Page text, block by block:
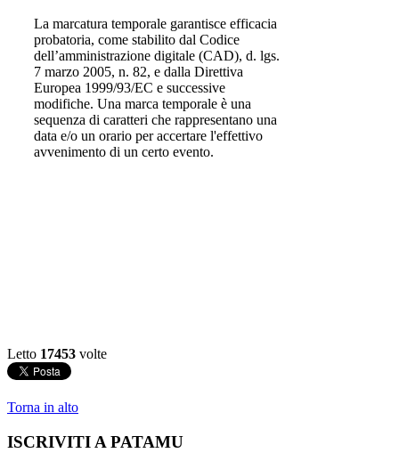
La marcatura temporale garantisce efficacia
probatoria, come stabilito dal Codice
dell’amministrazione digitale (CAD), d. lgs.
7 marzo 2005, n. 82, e dalla Direttiva
Europea 1999/93/EC e successive
modifiche. Una marca temporale è una
sequenza di caratteri che rappresentano una
data e/o un orario per accertare l'effettivo
avvenimento di un certo evento.
Letto 17453 volte
Torna in alto
ISCRIVITI A PATAMU